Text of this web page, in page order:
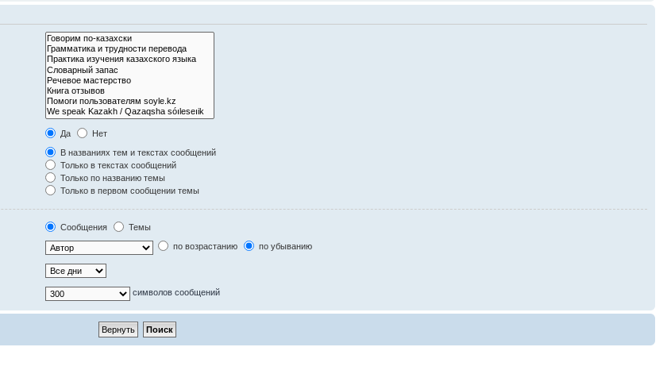
Да
Нет
В названиях тем и текстах сообщений
Только в текстах сообщений
Только по названию темы
Только в первом сообщении темы
Сообщения
Темы
по возрастанию по убыванию
символов сообщений